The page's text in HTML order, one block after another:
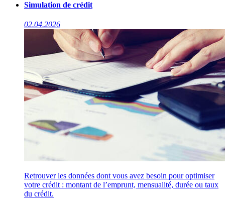
Simulation de crédit
02.04.2026
Retrouver les données dont vous avez besoin pour optimiser
votre crédit : montant de l’emprunt, mensualité, durée ou taux
du crédit.